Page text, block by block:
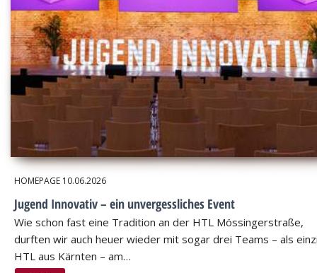
HOMEPAGE 10.06.2026
Jugend Innovativ – ein unvergessliches Event
Wie schon fast eine Tradition an der HTL Mössingerstraße,
durften wir auch heuer wieder mit sogar drei Teams – als
HTL aus Kärnten – am…